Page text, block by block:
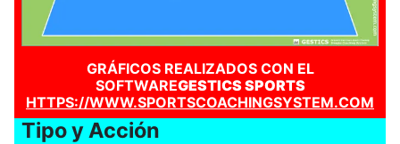
GRÁFICOS REALIZADOS CON EL
SOFTWAREGESTICS SPORTS
HTTPS://WWW.SPORTSCOACHINGSYSTEM.COM
Tipo y Acción